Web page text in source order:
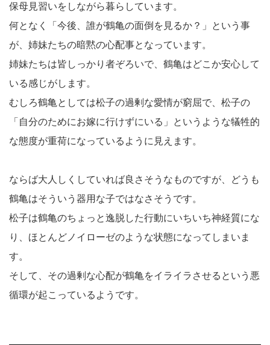
保母見習いをしながら暮らしています。
何となく「今後、誰が鶴亀の面倒を見るか？」という事
が、姉妹たちの暗黙の心配事となっています。
姉妹たちは皆しっかり者ぞろいで、鶴亀はどこか安心して
いる感じがします。
むしろ鶴亀としては松子の過剰な愛情が窮屈で、松子の
「自分のためにお嫁に行けずにいる」というような犠牲的
な態度が重荷になっているように見えます。
ならば大人しくしていれば良さそうなものですが、どうも
鶴亀はそういう器用な子ではなさそうです。
松子は鶴亀のちょっと逸脱した行動にいちいち神経質にな
り、ほとんどノイローゼのような状態になってしまいま
す。
そして、その過剰な心配が鶴亀をイライラさせるという悪
循環が起こっているようです。